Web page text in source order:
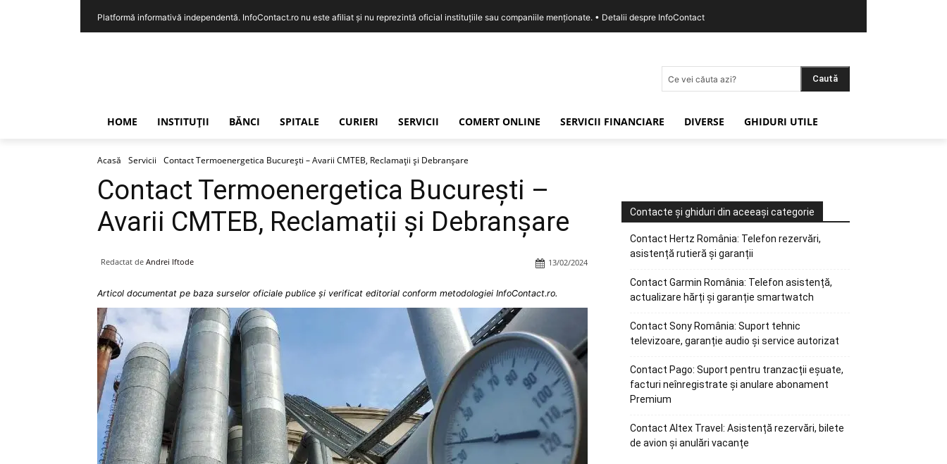
Platformă informativă independentă. InfoContact.ro nu este afiliat și nu reprezintă oficial instituțiile sau companiile menționate. • Detalii despre InfoContact
Ce vei căuta azi? Caută
HOME INSTITUȚII BĂNCI SPITALE CURIERI SERVICII COMERT ONLINE SERVICII FINANCIARE DIVERSE GHIDURI UTILE
Acasă Servicii Contact Termoenergetica București – Avarii CMTEB, Reclamații și Debranșare
Contact Termoenergetica București –
Avarii CMTEB, Reclamații și Debranșare
Redactat de Andrei Iftode 13/02/2024
Articol documentat pe baza surselor oficiale publice și verificat editorial conform metodologiei InfoContact.ro.
Contacte și ghiduri din aceeași categorie
Contact Hertz România: Telefon rezervări,
asistență rutieră și garanții
Contact Garmin România: Telefon asistență,
actualizare hărți și garanție smartwatch
Contact Sony România: Suport tehnic
televizoare, garanție audio și service autorizat
Contact Pago: Suport pentru tranzacții eșuate,
facturi neînregistrate și anulare abonament
Premium
Contact Altex Travel: Asistență rezervări, bilete
de avion și anulări vacanțe